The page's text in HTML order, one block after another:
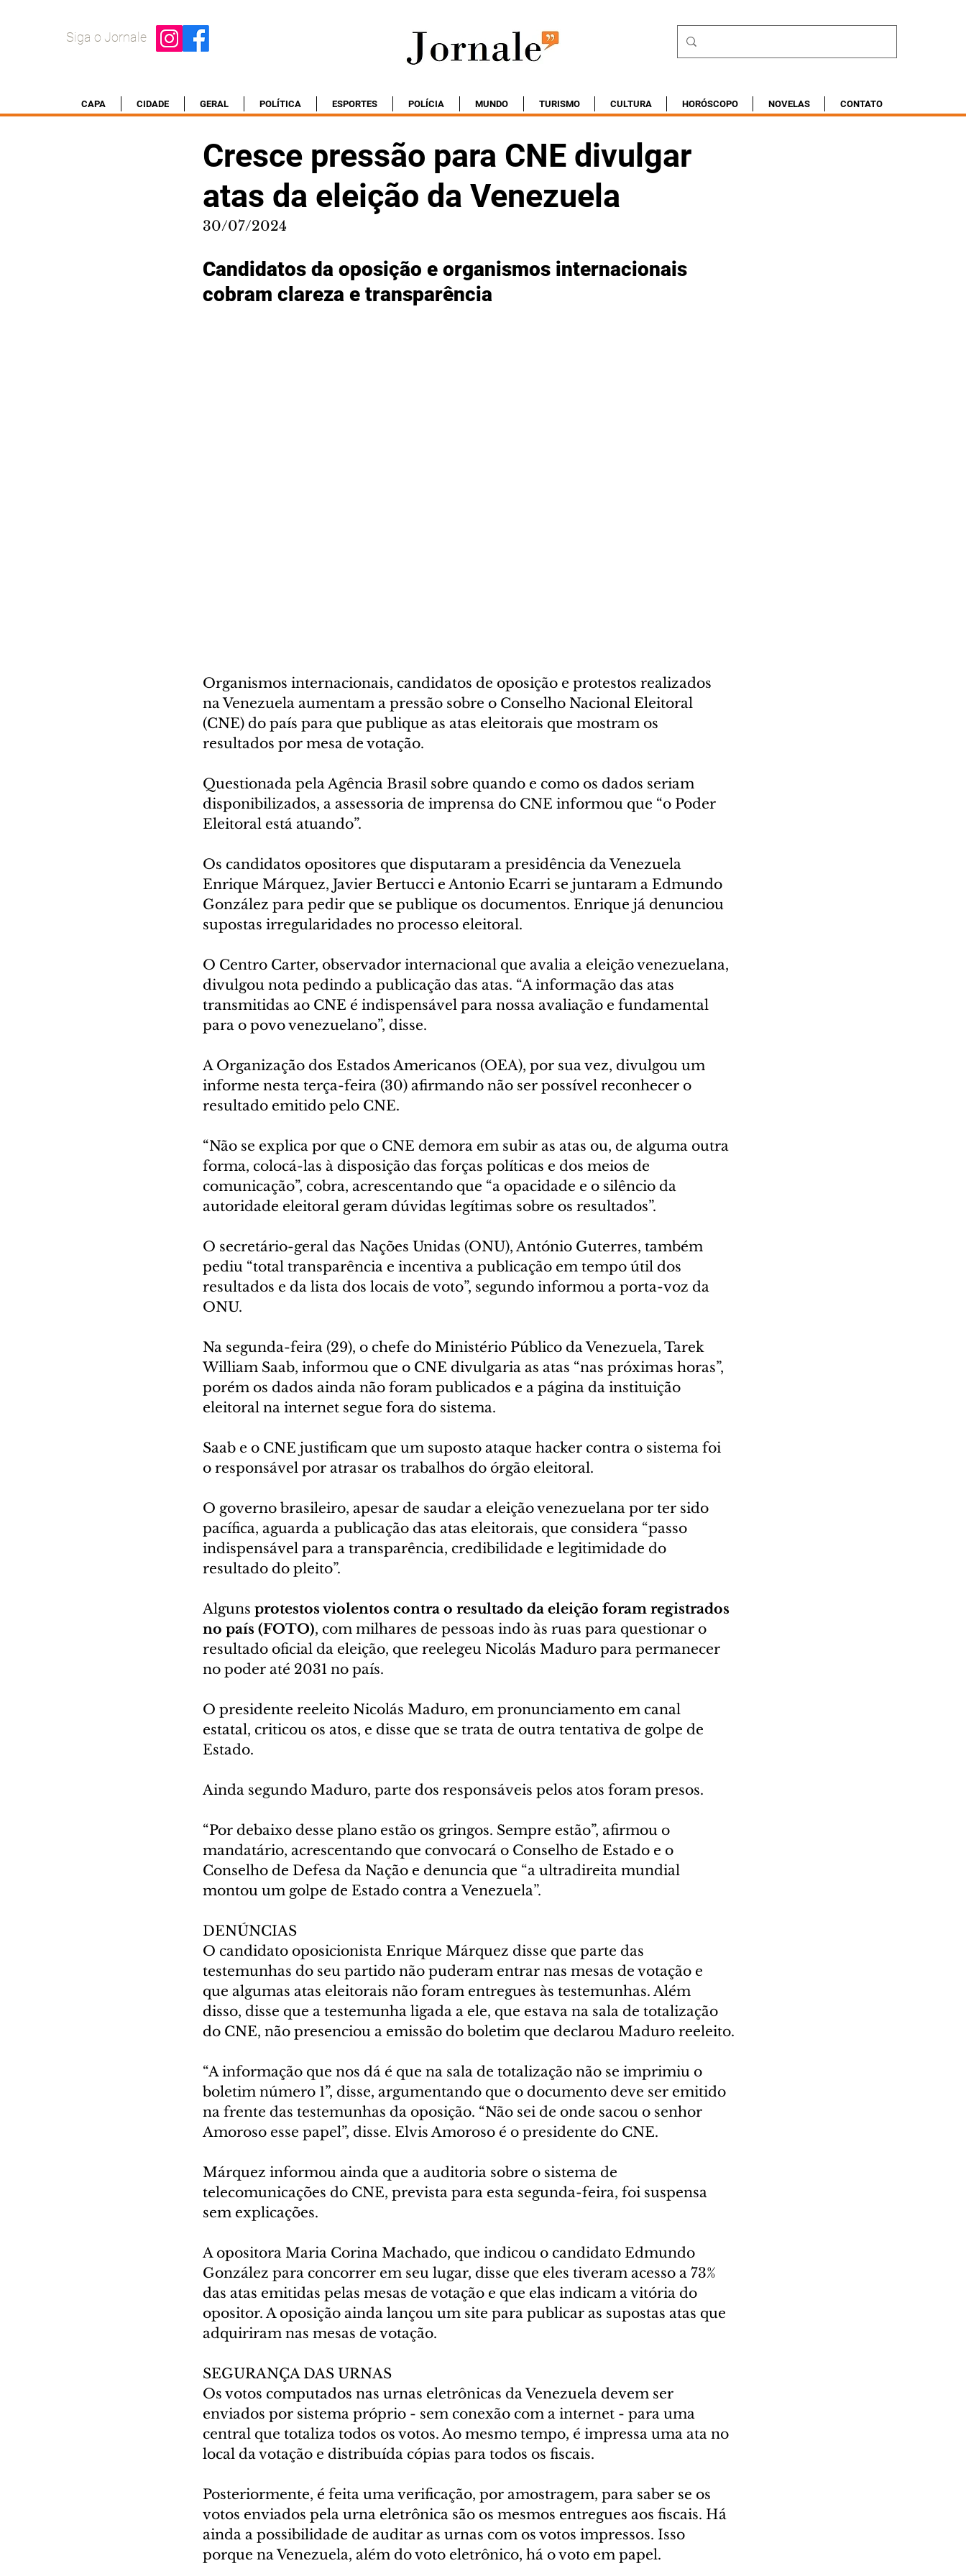
Siga o Jornale
CAPA CIDADE GERAL POLÍTICA ESPORTES POLÍCIA MUNDO TURISMO CULTURA HORÓSCOPO NOVELAS CONTATO
Cresce pressão para CNE divulgar
atas da eleição da Venezuela
30/07/2024
Candidatos da oposição e organismos internacionais
cobram clareza e transparência
Organismos internacionais, candidatos de oposição e protestos realizados
na Venezuela aumentam a pressão sobre o Conselho Nacional Eleitoral
(CNE) do país para que publique as atas eleitorais que mostram os
resultados por mesa de votação.
Questionada pela Agência Brasil sobre quando e como os dados seriam
disponibilizados, a assessoria de imprensa do CNE informou que “o Poder
Eleitoral está atuando”.
Os candidatos opositores que disputaram a presidência da Venezuela
Enrique Márquez, Javier Bertucci e Antonio Ecarri se juntaram a Edmundo
González para pedir que se publique os documentos. Enrique já denunciou
supostas irregularidades no processo eleitoral.
O Centro Carter, observador internacional que avalia a eleição venezuelana,
divulgou nota pedindo a publicação das atas. “A informação das atas
transmitidas ao CNE é indispensável para nossa avaliação e fundamental
para o povo venezuelano”, disse.
A Organização dos Estados Americanos (OEA), por sua vez, divulgou um
informe nesta terça-feira (30) afirmando não ser possível reconhecer o
resultado emitido pelo CNE.
“Não se explica por que o CNE demora em subir as atas ou, de alguma outra
forma, colocá-las à disposição das forças políticas e dos meios de
comunicação”, cobra, acrescentando que “a opacidade e o silêncio da
autoridade eleitoral geram dúvidas legítimas sobre os resultados”.
O secretário-geral das Nações Unidas (ONU), António Guterres, também
pediu “total transparência e incentiva a publicação em tempo útil dos
resultados e da lista dos locais de voto”, segundo informou a porta-voz da
ONU.
Na segunda-feira (29), o chefe do Ministério Público da Venezuela, Tarek
William Saab, informou que o CNE divulgaria as atas “nas próximas horas”,
porém os dados ainda não foram publicados e a página da instituição
eleitoral na internet segue fora do sistema.
Saab e o CNE justificam que um suposto ataque hacker contra o sistema foi
o responsável por atrasar os trabalhos do órgão eleitoral.
O governo brasileiro, apesar de saudar a eleição venezuelana por ter sido
pacífica, aguarda a publicação das atas eleitorais, que considera “passo
indispensável para a transparência, credibilidade e legitimidade do
resultado do pleito”.
Alguns protestos violentos contra o resultado da eleição foram registrados
no país (FOTO), com milhares de pessoas indo às ruas para questionar o
resultado oficial da eleição, que reelegeu Nicolás Maduro para permanecer
no poder até 2031 no país.
O presidente reeleito Nicolás Maduro, em pronunciamento em canal
estatal, criticou os atos, e disse que se trata de outra tentativa de golpe de
Estado.
Ainda segundo Maduro, parte dos responsáveis pelos atos foram presos.
“Por debaixo desse plano estão os gringos. Sempre estão”, afirmou o
mandatário, acrescentando que convocará o Conselho de Estado e o
Conselho de Defesa da Nação e denuncia que “a ultradireita mundial
montou um golpe de Estado contra a Venezuela”.
DENÚNCIAS
O candidato oposicionista Enrique Márquez disse que parte das
testemunhas do seu partido não puderam entrar nas mesas de votação e
que algumas atas eleitorais não foram entregues às testemunhas. Além
disso, disse que a testemunha ligada a ele, que estava na sala de totalização
do CNE, não presenciou a emissão do boletim que declarou Maduro reeleito.
“A informação que nos dá é que na sala de totalização não se imprimiu o
boletim número 1”, disse, argumentando que o documento deve ser emitido
na frente das testemunhas da oposição. “Não sei de onde sacou o senhor
Amoroso esse papel”, disse. Elvis Amoroso é o presidente do CNE.
Márquez informou ainda que a auditoria sobre o sistema de
telecomunicações do CNE, prevista para esta segunda-feira, foi suspensa
sem explicações.
A opositora Maria Corina Machado, que indicou o candidato Edmundo
González para concorrer em seu lugar, disse que eles tiveram acesso a 73%
das atas emitidas pelas mesas de votação e que elas indicam a vitória do
opositor. A oposição ainda lançou um site para publicar as supostas atas que
adquiriram nas mesas de votação.
SEGURANÇA DAS URNAS
Os votos computados nas urnas eletrônicas da Venezuela devem ser
enviados por sistema próprio - sem conexão com a internet - para uma
central que totaliza todos os votos. Ao mesmo tempo, é impressa uma ata no
local da votação e distribuída cópias para todos os fiscais.
Posteriormente, é feita uma verificação, por amostragem, para saber se os
votos enviados pela urna eletrônica são os mesmos entregues aos fiscais. Há
ainda a possibilidade de auditar as urnas com os votos impressos. Isso
porque na Venezuela, além do voto eletrônico, há o voto em papel.